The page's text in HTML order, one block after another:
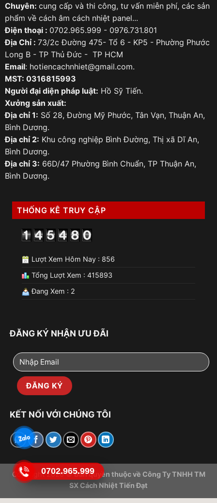
Chuyên: cung cấp và thi công, tư vấn miễn phí, các sản
phẩm về cách âm cách nhiệt panel...
Điện thoại : 0702.965.999 - 0976.731.801
Địa Chỉ : 73/2c Đường 475- Tổ 6 - KP5 - Phường Phước
Long B - TP Thủ Đức - TP HCM
Email: hotiencachnhiet@gmail.com.
MST: 0316815993
Người đại diện pháp luật: Hồ Sỹ Tiến.
Xưởng sản xuất:
Địa chỉ 1: Số 28, Đường Mỹ Phước, Tân Vạn, Thuận An,
Bình Dương.
Địa chỉ 2: Khu công nghiệp Bình Đường, Thị xã Dĩ An,
Bình Dương.
Địa chỉ 3: 66D/47 Phường Bình Chuẩn, TP Thuận An,
Bình Dương.
THỐNG KÊ TRUY CẬP
Lượt Xem Hôm Nay : 856
Tổng Lượt Xem : 415893
Đang Xem : 2
ĐĂNG KÝ NHẬN ƯU ĐÃI
KẾT NỐI VỚI CHÚNG TÔI
Copyright 2026 ©Bản quyền thuộc về Công Ty TNHH TM
SX Cách Nhiệt Tiến Đạt
0702.965.999